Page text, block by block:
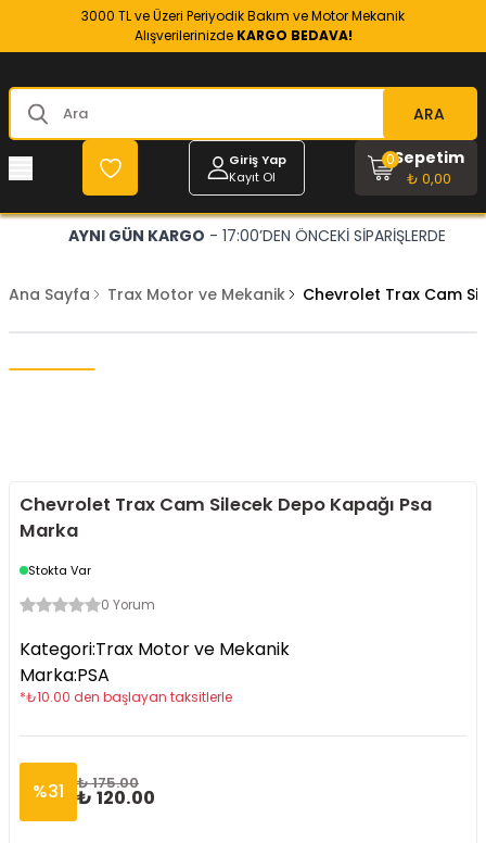
3000 TL ve Üzeri Periyodik Bakım ve Motor Mekanik
Alışverilerinizde KARGO BEDAVA!
ARA
Giriş Yap
Kayıt Ol
Sepetim
₺ 0,00
0
AYNI GÜN KARGO - 17:00’DEN ÖNCEKİ SİPARİŞLERDE
Ana Sayfa Trax Motor ve Mekanik Chevrolet Trax Cam
Chevrolet Trax Cam Silecek Depo Kapağı Psa
Marka
Stokta Var
0 Yorum
Kategori:Trax Motor ve Mekanik
Marka:PSA
*₺10.00 den başlayan taksitlerle
%31 ₺ 175.00
₺ 120.00